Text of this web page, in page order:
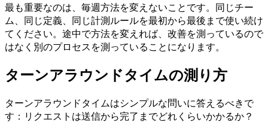
最も重要なのは、毎週方法を変えないことです。同じチー
ム、同じ定義、同じ計測ルールを最初から最後まで使い続け
てください。途中で方法を変えれば、改善を測っているので
はなく別のプロセスを測っていることになります。
ターンアラウンドタイムの測り方
ターンアラウンドタイムはシンプルな問いに答えるべきで
す：リクエストは送信から完了までどれくらいかかるか？